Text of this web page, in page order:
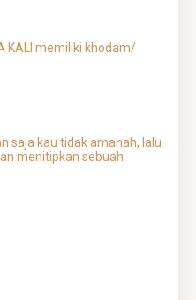
KALI memiliki khodam/
saja kau tidak amanah, lalu
menitipkan sebuah